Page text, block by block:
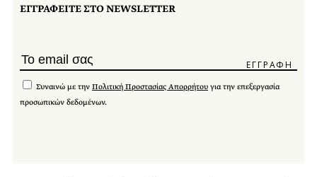
ΕΓΓΡΑΦΕΙΤΕ ΣΤΟ NEWSLETTER
Συναινώ με την Πολιτική Προστασίας Απορρήτου για την επεξεργασία
προσωπικών δεδομένων.